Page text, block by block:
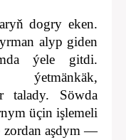
dogry eken.
alyp giden
ýele gitdi.
ýetmänkäk,
talady. Söwda
üçin işlemeli
zordan aşdym —